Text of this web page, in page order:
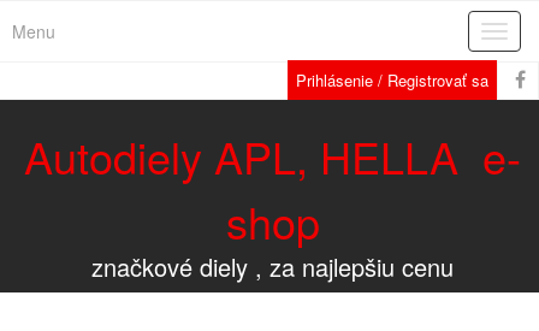
Menu
Prihlásenie / Registrovať sa
Autodiely APL, HELLA e-
shop
značkové diely , za najlepšiu cenu